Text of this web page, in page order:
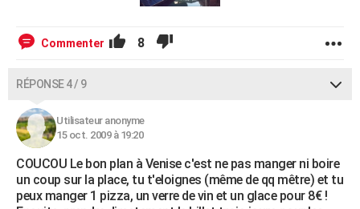
Commenter 8
RÉPONSE 4 / 9
Utilisateur anonyme
15 oct. 2009 à 19:20
COUCOU Le bon plan à Venise c'est ne pas manger ni boire
un coup sur la place, tu t'eloignes (même de qq mêtre) et tu
peux manger 1 pizza, un verre de vin et un glace pour 8€ !